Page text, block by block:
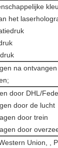
het
na
door DHL/
door de lucht
door trein
door
Union, ,